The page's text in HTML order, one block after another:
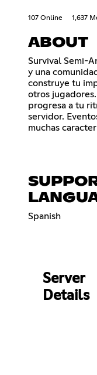
107 Online 1,637
ABOUT
Survival Semi-
y una
construye tu
otros
progresa a tu
servidor.
muchas
Spanish
Server
Details